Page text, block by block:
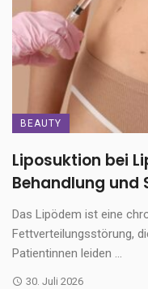
BEAUTY
Liposuktion bei
Behandlung und
Das Lipödem ist eine
Fettverteilungsstörung,
Patientinnen leiden ...
30. Juli 2026